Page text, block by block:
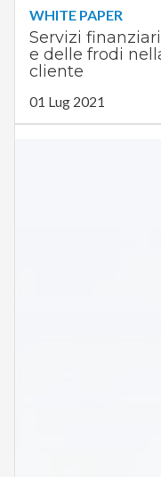
WHITE PAPER
Servizi
e delle frodi
cliente
01 Lug 2021